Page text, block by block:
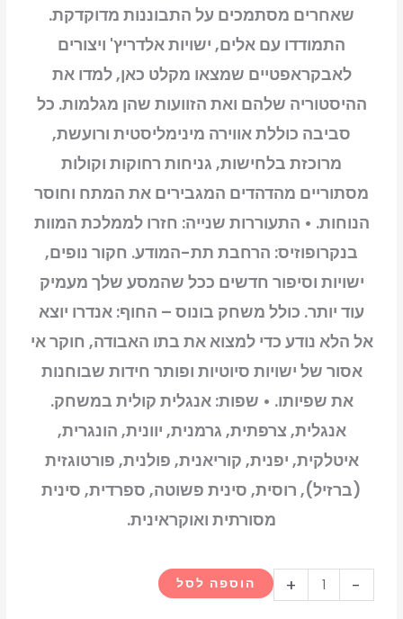
שאחרים מסתמכים על התבוננות מדוקדקת.
התמודדו עם אלים, ישויות אלדריץ' ויצורים
לאבקראפטיים שמצאו מקלט כאן, למדו את
ההיסטוריה שלהם ואת הזוועות שהן מגלמות. כל
סביבה כוללת אווירה מינימליסטית ורועשת,
מרוכזת בלחישות, גניחות רחוקות וקולות
מסתוריים מהדהדים המגבירים את המתח וחוסר
הנוחות. • התעוררות שנייה: חזרו לממלכת המוות
בנקרופוזיס: הרחבת תת-המודע. חקור נופים,
ישויות וסיפור חדשים ככל שהמסע שלך מעמיק
עוד יותר. כולל משחק בונוס – החוף: אנדרו יוצא
אל הלא נודע כדי למצוא את בתו האבודה, חוקר אי
אסור של ישויות סיוטיות ופותר חידות שבוחנות
את שפיותו. • שפות: אנגלית קולית במשחק.
אנגלית, צרפתית, גרמנית, יוונית, הונגרית,
איטלקית, יפנית, קוריאנית, פולנית, פורטוגזית
(ברזיל), רוסית, סינית פשוטה, ספרדית, סינית
מסורתית ואוקראינית.
-
של
+ הוספה לסל